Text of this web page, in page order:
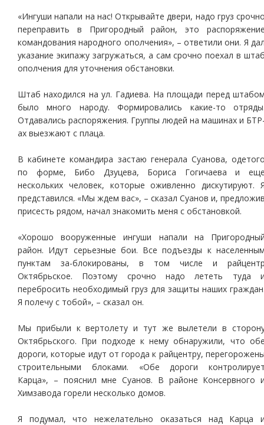
«Ингуши напали на нас! Открывайте двери, надо груз
переправить в Пригородный район, это
командования народного ополчения», – ответили они. Я
указание экипажу загружаться, а сам срочно поехал в
ополчения для уточнения обстановки.
Штаб находился на ул. Гадиева. На площади перед
было много народу. Формировались какие-то
Отдавались распоряжения. Группы людей на машинах и
ах выезжают с плаца.
В кабинете командира застаю генерала Суанова,
по форме, Бибо Дзуцева, Бориса Гогичаева и
нескольких человек, которые оживленно дискутируют.
представился. «Мы ждем вас», – сказал Суанов и,
присесть рядом, начал знакомить меня с обстановкой.
«Хорошо вооруженные ингуши напали на
район. Идут серьезные бои. Все подъезды к
пунктам за-блокированы, в том числе и
Октябрьское. Поэтому срочно надо лететь туда
перебросить необходимый груз для защиты наших
Я полечу с тобой», – сказал он.
Мы прибыли к вертолету и тут же вылетели в
Октябрьского. При подходе к нему обнаружили, что
дороги, которые идут от города к райцентру,
строительными блоками. «Обе дороги
Карца», – пояснил мне Суанов. В районе Консервного
Химзавода горели несколько домов.
Я подумал, что нежелательно оказаться над Карца